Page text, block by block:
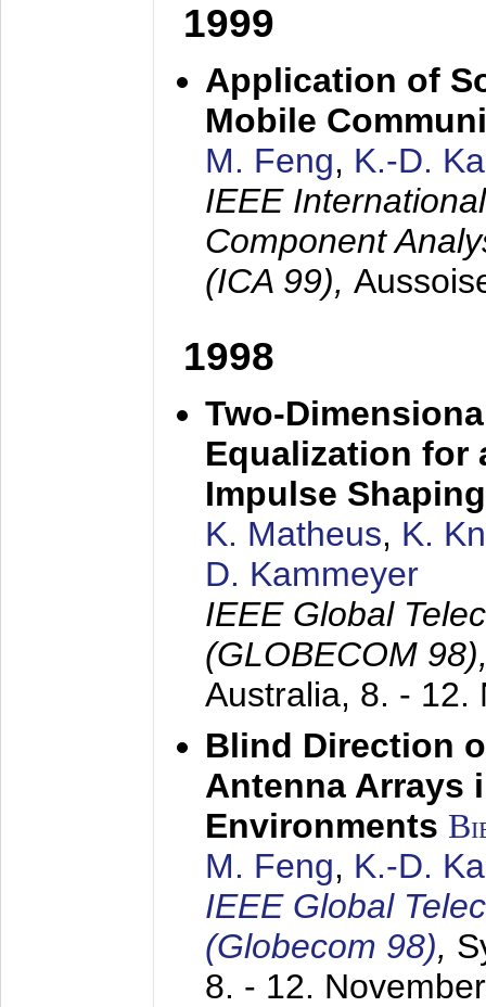
1999
Application of
Mobile
M. Feng, K.-D.
IEEE
Component
(ICA 99),
1998
Two-
Equalization for
Impulse
K. Matheus, K.
D. Kammeyer
IEEE Global
(GLOBECOM
Australia, 8. - 12.
Blind Direction
Antenna Arrays
Environments
M. Feng, K.-D.
IEEE Global
(Globecom 98),
8. - 12.